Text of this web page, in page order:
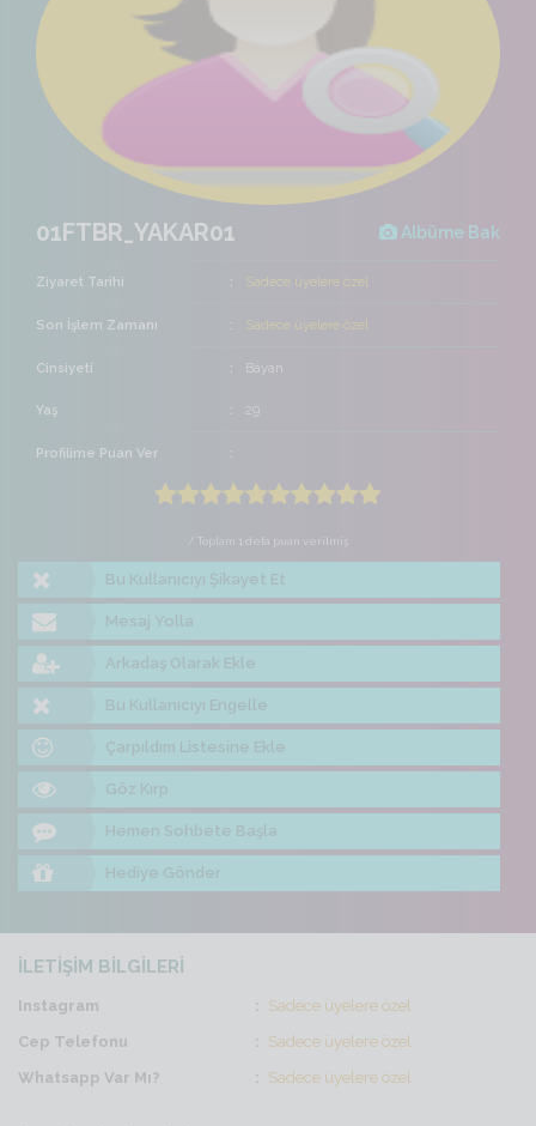
01FTBR_YAKAR01 Albüme Bak
Ziyaret Tarihi Sadece üyelere özel
Son İşlem Zamanı Sadece üyelere özel
Cinsiyeti Bayan
Yaş 29
Profilime Puan Ver
/ Toplam 1 defa puan verilmiş
Bu Kullanıcıyı Şikayet Et
Mesaj Yolla
Arkadaş Olarak Ekle
Bu Kullanıcıyı Engelle
Çarpıldım Listesine Ekle
Göz Kırp
Hemen Sohbete Başla
Hediye Gönder
İLETİŞİM BİLGİLERİ
Instagram
Sadece üyelere özel
Cep Telefonu
Sadece üyelere özel
Whatsapp Var Mı?
Sadece üyelere özel